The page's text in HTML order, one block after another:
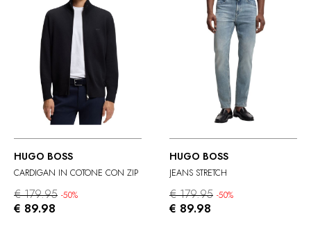
HUGO BOSS
CARDIGAN IN COTONE CON ZIP
€ 179.95 -50%
€ 89.98
HUGO BOSS
JEANS STRETCH
€ 179.95 -50%
€ 89.98